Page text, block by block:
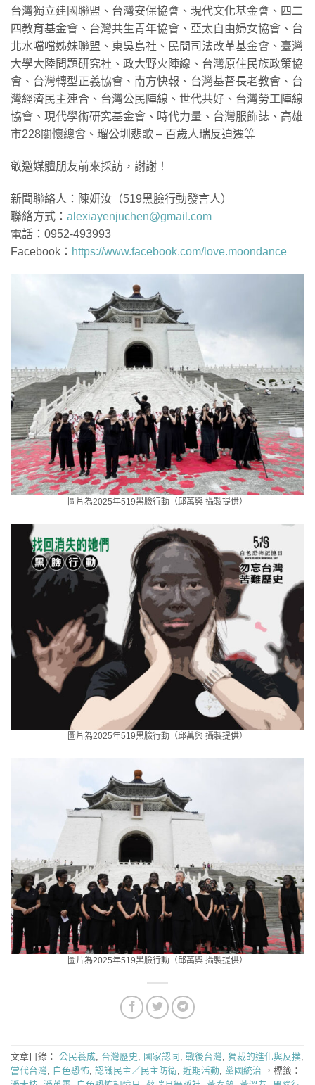
台灣獨立建國聯盟、台灣安保協會、現代文化基金會、四二
四教育基金會、台灣共生青年協會、亞太自由婦女協會、台
北水噹噹姊妹聯盟、東吳島社、民間司法改革基金會、臺灣
大學大陸問題研究社、政大野火陣線、台灣原住民族政策協
會、台灣轉型正義協會、南方快報、台灣基督長老教會、台
灣經濟民主連合、台灣公民陣線、世代共好、台灣勞工陣線
協會、現代學術研究基金會、時代力量、台灣服飾誌、高雄
市228關懷總會、瑠公圳悲歌 – 百歲人瑞反迫遷等
敬邀媒體朋友前來採訪，謝謝！
新聞聯絡人：陳妍汝（519黑臉行動發言人）
聯絡方式： alexiayenjuchen@gmail.com
電話：0952-493993
Facebook： https://www.facebook.com/love.moondance
圖片為2025年519黑臉行動（邱萬興 攝製提供）
圖片為2025年519黑臉行動（邱萬興 攝製提供）
圖片為2025年519黑臉行動（邱萬興 攝製提供）
文章目錄： 公民養成, 台灣歷史, 國家認同 , 戰後台灣, 獨裁的進化與反撲,
當代台灣, 白色恐怖, 認識民主／民主防衛, 近期活動, 黨國統治 ，標籤：